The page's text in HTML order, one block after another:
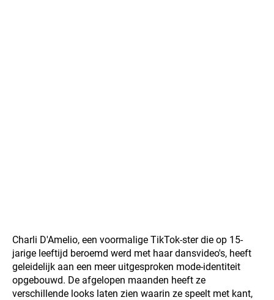
Charli D'Amelio, een voormalige TikTok-ster die op 15-
jarige leeftijd beroemd werd met haar dansvideo's, heeft
geleidelijk aan een meer uitgesproken mode-identiteit
opgebouwd. De afgelopen maanden heeft ze
verschillende looks laten zien waarin ze speelt met kant,